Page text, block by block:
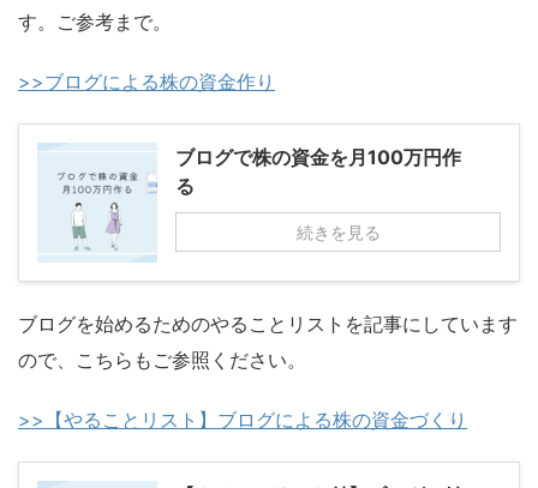
す。ご参考まで。
>>ブログによる株の資金作り
ブログで株の資金を月100万円作
る
続きを見る
ブログを始めるためのやることリストを記事にしています
ので、こちらもご参照ください。
>>【やることリスト】ブログによる株の資金づくり